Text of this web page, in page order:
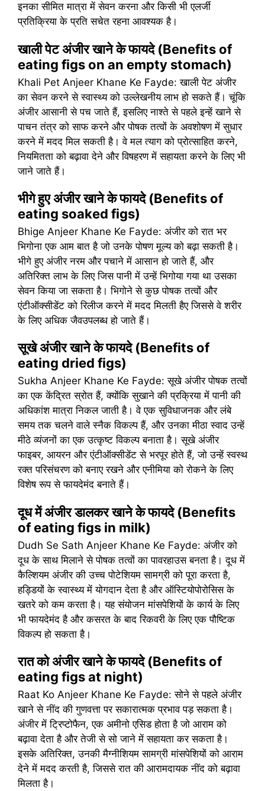
इनका सीमित मात्रा में सेवन करना और किसी भी एलर्जी
प्रतिक्रिया के प्रति सचेत रहना आवश्यक है।
खाली पेट अंजीर खाने के फायदे (Benefits of
eating figs on an empty stomach)
Khali Pet Anjeer Khane Ke Fayde: खाली पेट अंजीर
का सेवन करने से स्वास्थ्य को उल्लेखनीय लाभ हो सकते हैं। चूंकि
अंजीर आसानी से पच जाते हैं, इसलिए नाश्ते से पहले इन्हें खाने से
पाचन तंत्र को साफ करने और पोषक तत्वों के अवशोषण में सुधार
करने में मदद मिल सकती है। वे मल त्याग को प्रोत्साहित करने,
नियमितता को बढ़ावा देने और विषहरण में सहायता करने के लिए भी
जाने जाते हैं।
भीगे हुए अंजीर खाने के फायदे (Benefits of
eating soaked figs)
Bhige Anjeer Khane Ke Fayde: अंजीर को रात भर
भिगोना एक आम बात है जो उनके पोषण मूल्य को बढ़ा सकती है।
भीगे हुए अंजीर नरम और पचाने में आसान हो जाते हैं, और
अतिरिक्त लाभ के लिए जिस पानी में उन्हें भिगोया गया था उसका
सेवन किया जा सकता है। भिगोने से कुछ पोषक तत्वों और
एंटीऑक्सीडेंट को रिलीज करने में मदद मिलती हैए जिससे वे शरीर
के लिए अधिक जैवउपलब्ध हो जाते हैं।
सूखे अंजीर खाने के फायदे (Benefits of
eating dried figs)
Sukha Anjeer Khane Ke Fayde: सूखे अंजीर पोषक तत्वों
का एक केंद्रित स्रोत हैं, क्योंकि सुखाने की प्रक्रिया में पानी की
अधिकांश मात्रा निकल जाती है। वे एक सुविधाजनक और लंबे
समय तक चलने वाले स्नैक विकल्प हैं, और उनका मीठा स्वाद उन्हें
मीठे व्यंजनों का एक उत्कृष्ट विकल्प बनाता है। सूखे अंजीर
फाइबर, आयरन और एंटीऑक्सीडेंट से भरपूर होते हैं, जो उन्हें स्वस्थ
रक्त परिसंचरण को बनाए रखने और एनीमिया को रोकने के लिए
विशेष रूप से फायदेमंद बनाते हैं।
दूध में अंजीर डालकर खाने के फायदे (Benefits
of eating figs in milk)
Dudh Se Sath Anjeer Khane Ke Fayde: अंजीर को
दूध के साथ मिलाने से पोषक तत्वों का पावरहाउस बनता है। दूध में
कैल्शियम अंजीर की उच्च पोटेशियम सामग्री को पूरा करता है,
हड्डियों के स्वास्थ्य में योगदान देता है और ऑस्टियोपोरोसिस के
खतरे को कम करता है। यह संयोजन मांसपेशियों के कार्य के लिए
भी फायदेमंद है और कसरत के बाद रिकवरी के लिए एक पौष्टिक
विकल्प हो सकता है।
रात को अंजीर खाने के फायदे (Benefits of
eating figs at night)
Raat Ko Anjeer Khane Ke Fayde: सोने से पहले अंजीर
खाने से नींद की गुणवत्ता पर सकारात्मक प्रभाव पड़ सकता है।
अंजीर में ट्रिप्टोफैन, एक अमीनो एसिड होता है जो आराम को
बढ़ावा देता है और तेजी से सो जाने में सहायता कर सकता है।
इसके अतिरिक्त, उनकी मैग्नीशियम सामग्री मांसपेशियों को आराम
देने में मदद करती है, जिससे रात की आरामदायक नींद को बढ़ावा
मिलता है।